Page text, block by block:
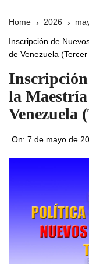
Home 2026
Inscripción de
de Venezuela
Inscripción
la
Venezuela
On: 7 de mayo de